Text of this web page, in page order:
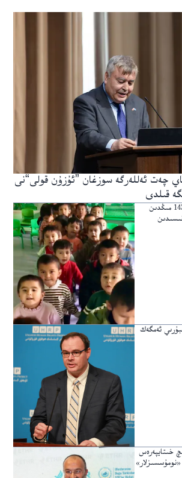
چەت ئەللەرگە سوزغان ”ئۇزۇن قولى“نى
قىلدى
جەنۇبىي ئۇيغۇر رايونىدا 143 مىڭدىن
ئەمگەك
خىتايپەرەس